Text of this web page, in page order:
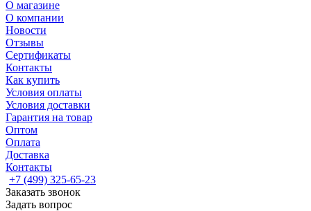
О магазине
О компании
Новости
Отзывы
Сертификаты
Контакты
Как купить
Условия оплаты
Условия доставки
Гарантия на товар
Оптом
Оплата
Доставка
Контакты
+7 (499) 325-65-23
Заказать звонок
Задать вопрос